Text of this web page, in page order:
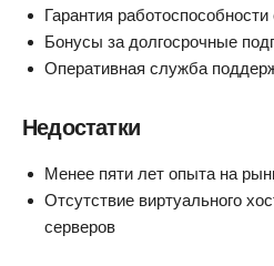
Гарантия
Бонусы за долгосрочные
Оперативная служба
Недостатки
Менее пяти лет опыта на
Отсутствие виртуального
серверов